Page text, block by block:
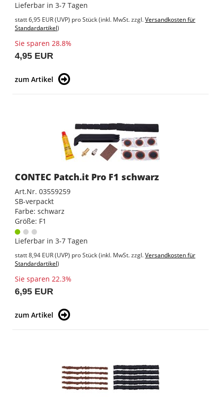
Lieferbar in 3-7 Tagen
statt6,95 EUR(UVP) pro Stück (inkl. MwSt. zzgl.Versandkosten für
Standardartikel)
Sie sparen 28.8%
4,95 EUR
zum Artikel
CONTEC Patch.it Pro F1 schwarz
Art.Nr. 03559259
SB-verpackt
Farbe: schwarz
Größe: F1
Lieferbar in 3-7 Tagen
statt8,94 EUR(UVP) pro Stück (inkl. MwSt. zzgl.Versandkosten für
Standardartikel)
Sie sparen 22.3%
6,95 EUR
zum Artikel